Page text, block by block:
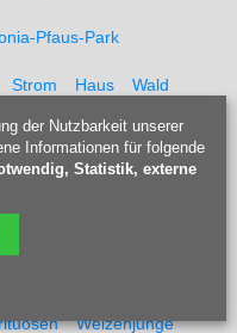
Pfaus-Park
Strom Haus Wald
Kampfgarten
Weizenjunge
der Nutzbarkeit unserer
Informationen für folgende
Statistik, externe